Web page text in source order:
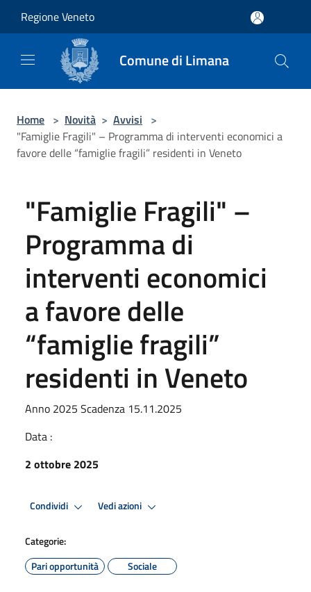
Regione Veneto
Comune di Limana
Home > Novità > Avvisi >
"Famiglie Fragili" – Programma di interventi economici a
favore delle “famiglie fragili” residenti in Veneto
"Famiglie Fragili" –
Programma di
interventi economici
a favore delle
“famiglie fragili”
residenti in Veneto
Anno 2025 Scadenza 15.11.2025
Data :
2 ottobre 2025
Condividi Vedi azioni
Categorie:
Pari opportunità
Sociale